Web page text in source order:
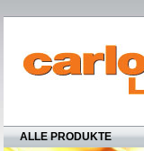
ALLE PRODUKTE